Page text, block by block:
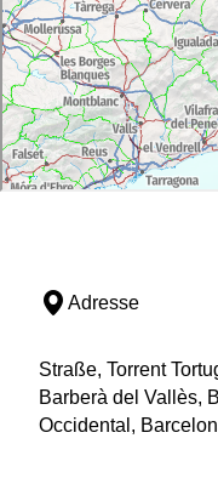
Adresse
Straße, Torrent
Barberà del Vallès,
Occidental,